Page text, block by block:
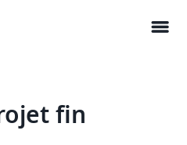
menu
fin